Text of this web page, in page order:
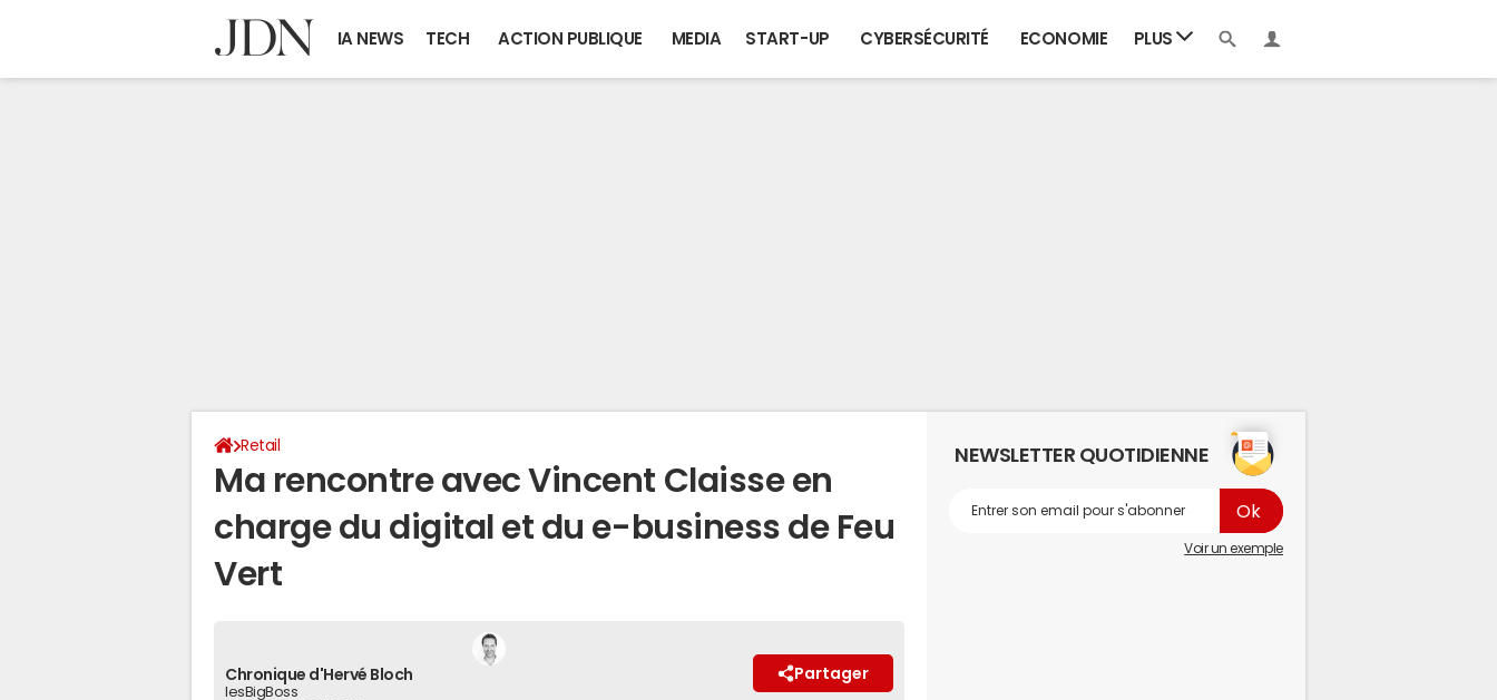
IA NEWS TECH ACTION PUBLIQUE MEDIA START-UP CYBERSÉCURITÉ ECONOMIE PLUS
Retail
Ma rencontre avec Vincent Claisse en
charge du digital et du e-business de Feu
Vert
Chronique d'Hervé Bloch
lesBigBoss
Partager
NEWSLETTER QUOTIDIENNE
Voir un exemple